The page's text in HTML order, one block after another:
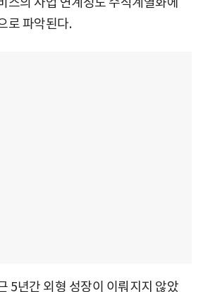
로 파악된다.
5년간 외형 성장이 이뤄지지 않았